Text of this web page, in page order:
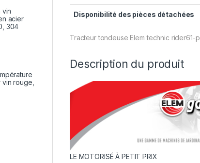
Disponibilité des pièces détachées
Tracteur tondeuse Elem technic rider61-p
Description du produit
LE MOTORISÉ À PETIT PRIX
vin
acier
304
rouge,